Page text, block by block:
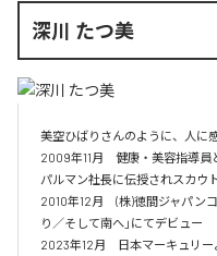
深川 たつ美
美空ひばりさんのように、人に
2009年11月　健康・美容指導
パルマン社長に伝授されスカウ
2010年12月　(株)徳間ジャパン
り／そして南へ」にてデビュー
2023年12月　日本マーキュリ